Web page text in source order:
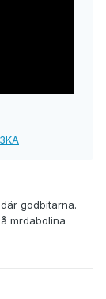
godbitarna.
mrdabolina